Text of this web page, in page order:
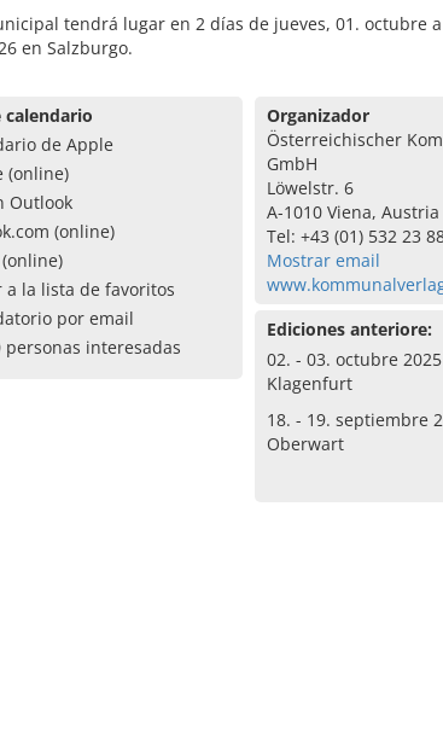
tendrá lugar en 2 días de jueves, 01. octubre
en Salzburgo.
calendario
de Apple
(online)
Outlook
(online)
a la lista de favoritos
por email
personas interesadas
Organizador
Österreichischer
GmbH
Löwelstr. 6
A-1010 Viena, Austria
Tel: +43 (01) 532 23
Mostrar email
Ediciones anteriore:
02. - 03. octubre 2025
Klagenfurt
18. - 19. septiembre
Oberwart